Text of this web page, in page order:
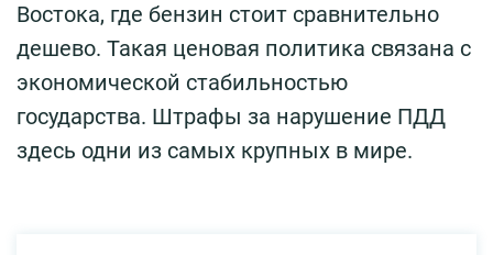
Востока, где бензин стоит сравнительно
дешево. Такая ценовая политика связана с
экономической стабильностью
государства. Штрафы за нарушение ПДД
здесь одни из самых крупных в мире.